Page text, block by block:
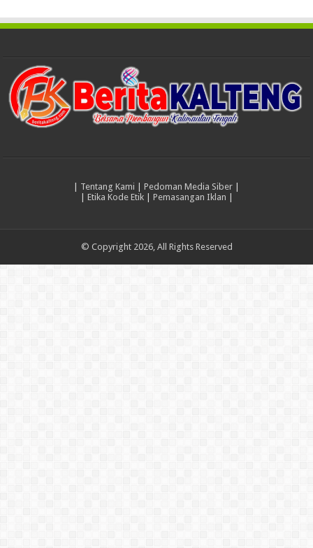
Tentang Kami Pedoman Media Siber
Etika Kode Etik| Pemasangan Iklan
© Copyright 2026, All Rights Reserved